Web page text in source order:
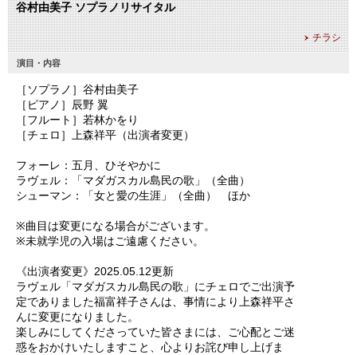
谷村由美子 ソプラノリサイタル
チラシ
演目・内容
［ソプラノ］谷村由美子
［ピアノ］辰野 翼
［フルート］若林かをり
［チェロ］上森祥平（出演者変更）
フォーレ：五月、ひそやかに
ラヴェル：「マダガスカル島民の歌」（全曲）
シューマン：「女と愛の生涯」（全曲） ほか
※曲目は変更になる場合がございます。
※未就学児の入場はご遠慮ください。
《出演者変更》2025.05.12更新
ラヴェル「マダガスカル島民の歌」にチェロでご出演予
定でありました福富祥子さんは、事情により上森祥平さ
んに変更になりました。
楽しみにしてくださっていた皆さまには、ご心配とご迷
惑をおかけいたしますこと、心よりお詫び申し上げま